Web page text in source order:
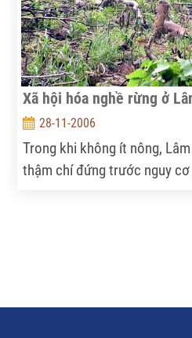
Xã hội hóa nghề rừng ở
28-11-2006
Trong khi không ít nông,
thậm chí đứng trước nguy